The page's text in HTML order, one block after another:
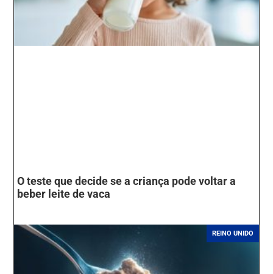
O teste que decide se a criança pode voltar a
beber leite de vaca
REINO UNIDO